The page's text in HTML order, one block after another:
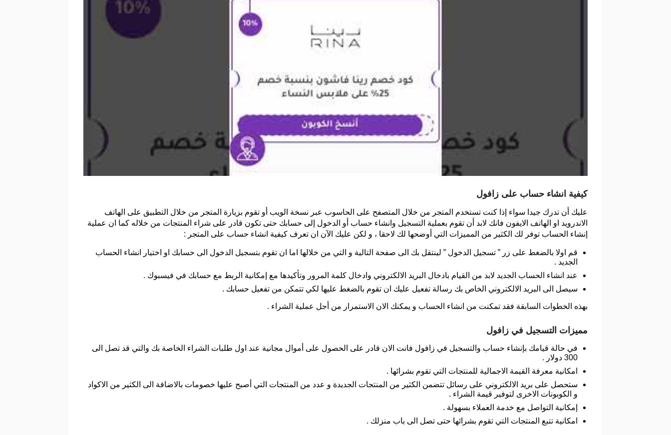
كيفية انشاء حساب على زافول
عليك أن تدرك جيدا سواء إذا كنت تستخدم المتجر من خلال المتصفح على الحاسوب عبر نسخة الويب أو تقوم بزيارة المتجر من خلال التطبيق على الهاتف
الاندرويد او الهاتف الايفون فانك لابد أن تقوم بعملية التسجيل وانشاء حساب أو الدخول إلى حسابك حتى تكون قادر على شراء المنتجات من خلاله كما ان عملية
إنشاء الحساب توفر لك الكثير من المميزات التي أوضحها لك لاحقا ، و لكن عليك الآن ان تعرف كيفية انشاء حساب على المتجر :
قم اولا بالضغط على زر ” تسجيل الدخول ” لينتقل بك الى صفحة التالية و التي من خلالها اما ان تقوم بتسجيل الدخول الى حسابك او اختيار انشاء الحساب
الجديد .
عند انشاء الحساب الجديد لابد من القيام بادخال البريد الالكتروني وادخال كلمة المرور وتأكيدها مع إمكانية الربط مع حسابك في فيسبوك .
سيصل الى البريد الالكتروني الخاص بك رسالة تفعيل عليك ان تقوم بالضغط عليها لكي تتمكن من تفعيل حسابك .
بهذه الخطوات السابقة فقد تمكنت من انشاء الحساب و يمكنك الان الاستمرار من أجل عملية الشراء .
مميزات التسجيل في زافول
في حالة قيامك بإنشاء حساب والتسجيل في زافول فانت الان قادر على الحصول على أموال مجانية عند اول طلبات الشراء الخاصة بك والتي قد تصل الى
300 دولار .
امكانية معرفة القيمة الاجمالية للمنتجات التي تقوم بشرائها .
ستحصل على بريد الالكتروني على رسائل تتضمن الكثير من المنتجات الجديدة و عدد من المنتجات التي أصبح عليها خصومات بالاضافة الى الكثير من الاكواد
و الكوبونات الاخرى لتوفير قيمة الشراء .
إمكانية التواصل مع خدمة العملاء بسهولة .
امكانية تتبع المنتجات التي تقوم بشرائها حتى تصل الى باب منزلك .